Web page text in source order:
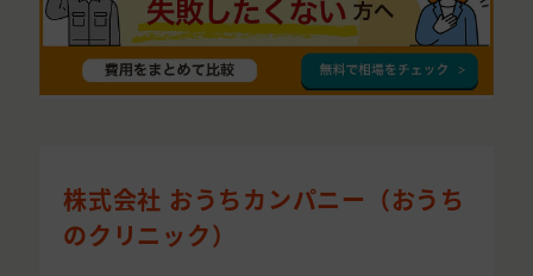
株式会社 おうちカンパニー（おうち
のクリニック）